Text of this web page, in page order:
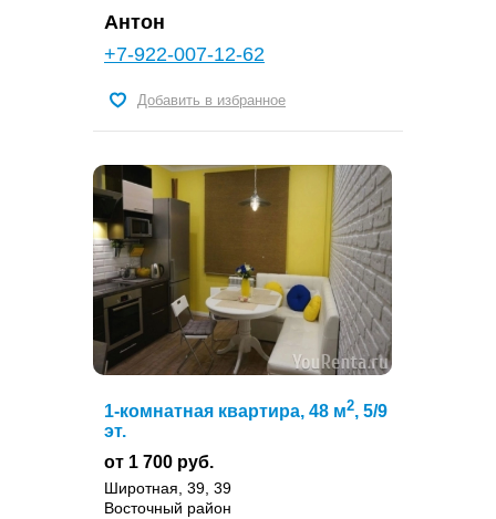
Антон
+7-922-007-12-62
Добавить в избранное
1-комнатная квартира, 48 м2, 5/9
эт.
от 1 700 руб.
Широтная, 39, 39
Восточный район